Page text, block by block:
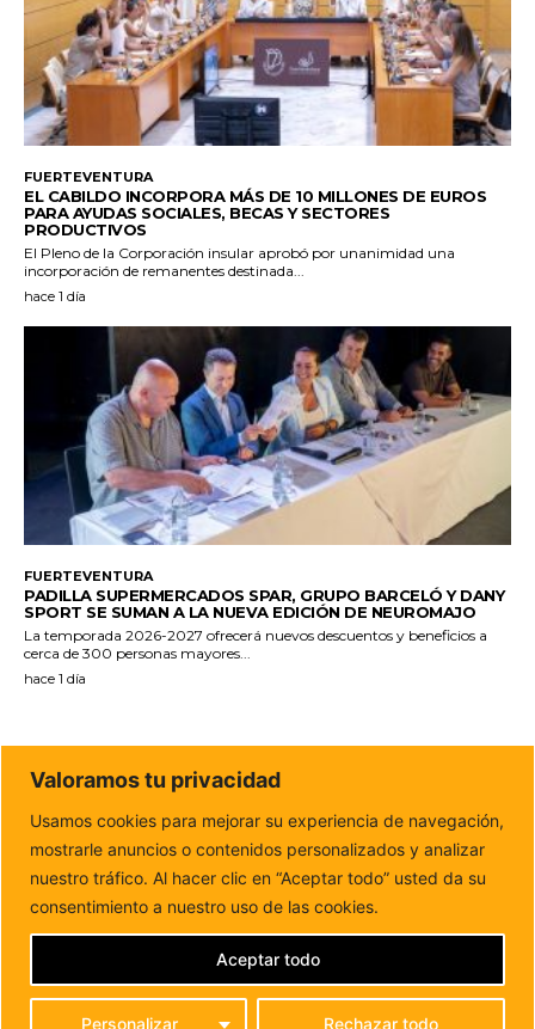
FUERTEVENTURA
EL CABILDO INCORPORA MÁS DE 10 MILLONES DE EUROS
PARA AYUDAS SOCIALES, BECAS Y SECTORES
PRODUCTIVOS
El Pleno de la Corporación insular aprobó por unanimidad una
incorporación de remanentes destinada...
hace 1 día
FUERTEVENTURA
PADILLA SUPERMERCADOS SPAR, GRUPO BARCELÓ Y DANY
SPORT SE SUMAN A LA NUEVA EDICIÓN DE NEUROMAJO
La temporada 2026-2027 ofrecerá nuevos descuentos y beneficios a
cerca de 300 personas mayores...
hace 1 día